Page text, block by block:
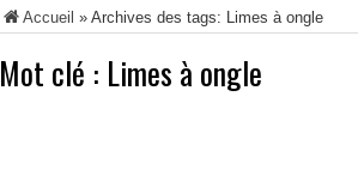
Accueil » Archives des tags: Limes à ongle
Mot clé : Limes à ongle